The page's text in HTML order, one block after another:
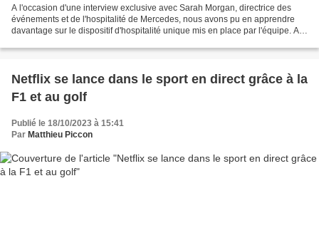
A l'occasion d'une interview exclusive avec Sarah Morgan, directrice des
événements et de l'hospitalité de Mercedes, nous avons pu en apprendre
davantage sur le dispositif d'hospitalité unique mis en place par l'équipe. A
Netflix se lance dans le sport en direct grâce à la
F1 et au golf
Publié le 18/10/2023 à 15:41
Par Matthieu Piccon